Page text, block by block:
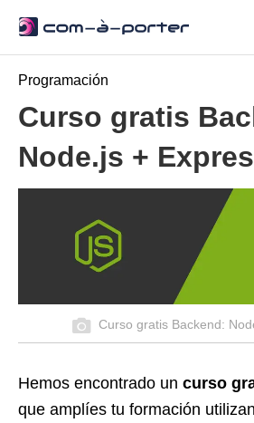
Programación
Curso gratis
Node.js +
Curso gratis Backend:
Hemos encontrado un curso
que amplíes tu formación